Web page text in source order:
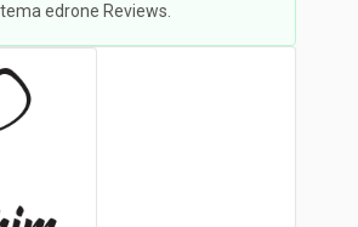
edrone Reviews.